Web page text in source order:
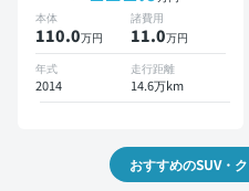
イブレコーダー
本体
110.0万円
諸費用
11.0万円
年式
2014
走行距離
14.6万km
おすすめのSUV・